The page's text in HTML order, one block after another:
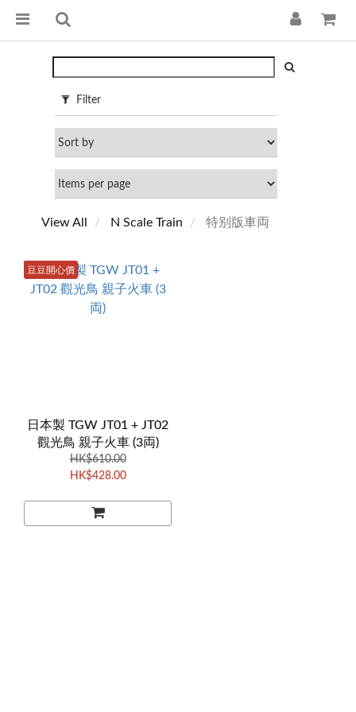
Filter
View All N Scale Train 特别版車両
豆豆開心價
日本製 TGW JT01 + JT02
觀光鳥 親子火車 (3両)
HK$610.00
HK$428.00